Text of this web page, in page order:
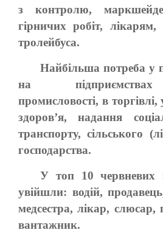
з контролю,
гірничих робіт, лікарям,
тролейбуса.
Найбільша потреба у
на
промисловості, в
здоров’я, надання
транспорту, сільського
господарства.
У топ 10 червневих
увійшли: водій,
медсестра, лікар, слюсар,
вантажник.